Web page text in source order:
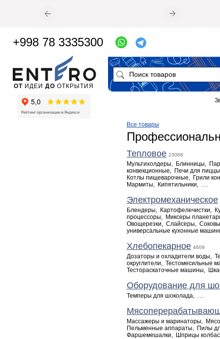
Все товары
Тепловое 23068
Мультихолдеры, Блинницы,
конвекционные, Печи для пиццы
Котлы пищеварочные, Грили
Мармиты, Кипятильники, ...
Электромеханическое
Блендеры, Картофелечистки,
процессоры, Миксеры
Овощерезки, Слайсеры,
универсальные кухонные
Хлебопекарное 4609
Дозаторы и охладители воды,
округлители, Тестомесильные
Тестораскаточные машины,
Оборудование для
Темперы для шоколада, ...
Массажеры и маринаторы,
Пельменные аппараты, Пилы
Фаршемешалки, Шприцы
ОТ ИДЕИ ДО ОТКРЫТИЯ
+998 78 3335300